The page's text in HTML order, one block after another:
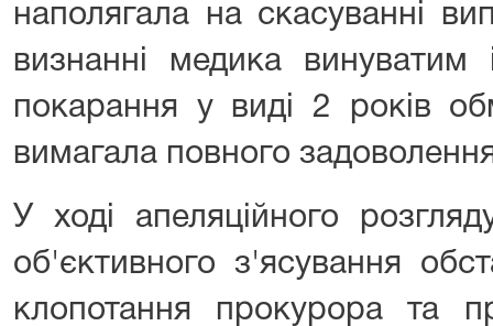
наполягала на скасуванні
визнанні медика
покарання у виді 2 років
вимагала повного
У ході апеляційного
об'єктивного з'ясування
клопотання прокурора та